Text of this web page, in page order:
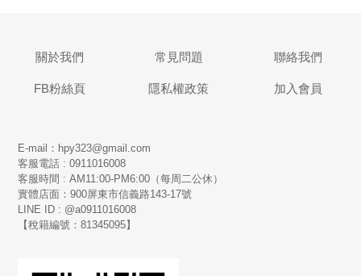
關於我們 常見問題 聯絡我們
FB粉絲頁 隱私權政策 加入會員
E-mail：hpy323@gmail.com
客服電話 : 0911016008
客服時間 : AM11:00-PM6:00（每周二公休）
實體店面：900屏東市信義路143-17號
LINE ID : @a0911016008
【稅籍編號：81345095】